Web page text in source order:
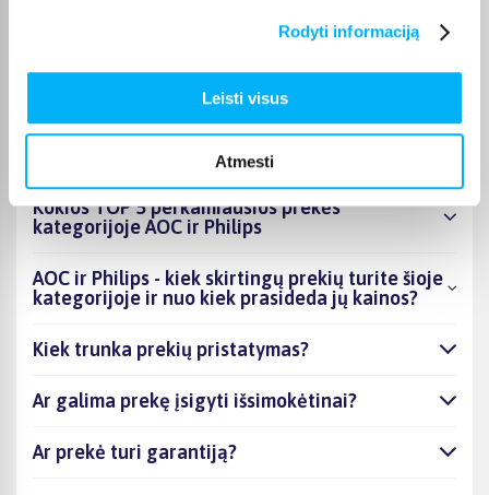
Rodyti informaciją
Leisti visus
Atmesti
atitinkamai pažymėta, atsiimti BIGBOX.LT biure Kaune.
Kokios TOP 5 perkamiausios prekės
kategorijoje AOC ir Philips
AOC ir Philips - kiek skirtingų prekių turite šioje
kategorijoje ir nuo kiek prasideda jų kainos?
Kiek trunka prekių pristatymas?
Ar galima prekę įsigyti išsimokėtinai?
Ar prekė turi garantiją?